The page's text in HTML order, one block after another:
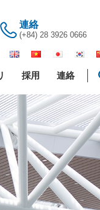
連絡
(+84) 28 3926 0666
採用 連絡